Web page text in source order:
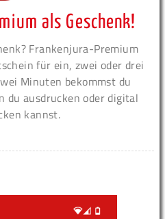
als Geschenk!
Frankenjura-Premium
für ein, zwei oder drei
Minuten bekommst du
du ausdrucken oder digital
kannst.